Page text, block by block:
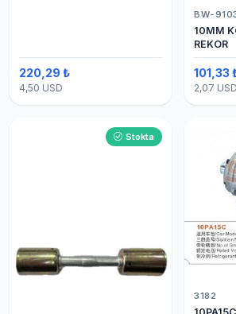
220,29 ₺
4,50 USD
BW-
10MM
REKOR
101,33
2,07 USD
Stokta
3182